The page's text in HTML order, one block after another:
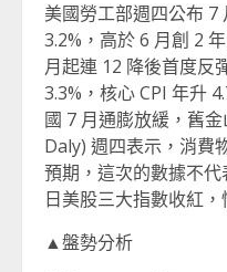
美國勞工部週四公布 7
3.2%，高於 6 月創 2
月起連 12 降後首度反
3.3%，核心 CPI 年升
國 7 月通膨放緩，舊
Daly) 週四表示，消費
預期，這次的數據不
日美股三大指數收紅，
▲盤勢分析